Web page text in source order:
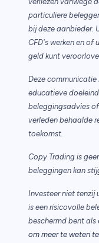
particuliere
bij deze aanbieder.
CFD's werken en of
geld kunt
Deze
educatieve
beleggingsadvies
verleden behaalde
toekomst.
Copy Trading is
beleggingen kan
Investeer niet tenzij
is een risicovolle
beschermd bent als
om meer te weten